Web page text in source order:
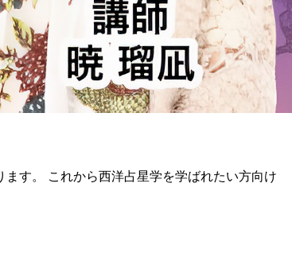
す。 これから西洋占星学を学ばれたい方向け